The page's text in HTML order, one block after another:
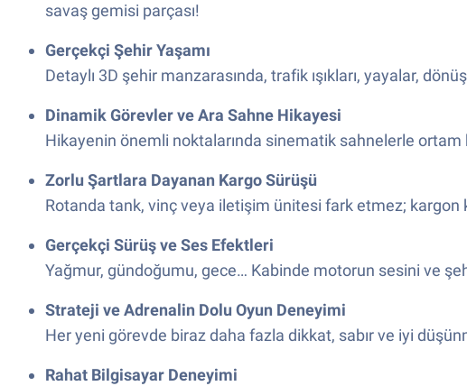
savaş gemisi parçası!
Gerçekçi Şehir Yaşamı
Detaylı 3D şehir manzarasında, trafik ışıkları, yayalar,
Dinamik Görevler ve Ara Sahne Hikayesi
Hikayenin önemli noktalarında sinematik sahnelerle ortam
Zorlu Şartlara Dayanan Kargo Sürüşü
Rotanda tank, vinç veya iletişim ünitesi fark etmez; kargon
Gerçekçi Sürüş ve Ses Efektleri
Yağmur, gündoğumu, gece… Kabinde motorun sesini ve
Strateji ve Adrenalin Dolu Oyun Deneyimi
Her yeni görevde biraz daha fazla dikkat, sabır ve iyi
Rahat Bilgisayar Deneyimi